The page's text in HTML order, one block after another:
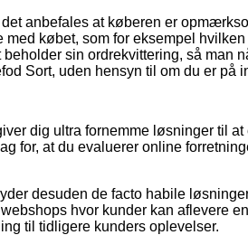
anbefales at køberen er
med købet, som for eksempel
beholder sin ordrekvittering, så man
Sort, uden hensyn til om du er på
dig ultra fornemme løsninger til
for, at du evaluerer online
desuden de facto habile
hvor kunder kan aflevere
til tidligere kunders oplevelser.